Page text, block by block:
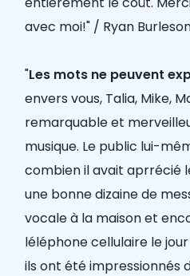
avec moi!" / Ryan
"Les mots ne peuvent
envers vous, Talia, Mike,
remarquable et
musique. Le public lui-
combien il avait aprrécié
une bonne dizaine de
vocale à la maison et
léléphone cellulaire le
ils ont été impressionnés